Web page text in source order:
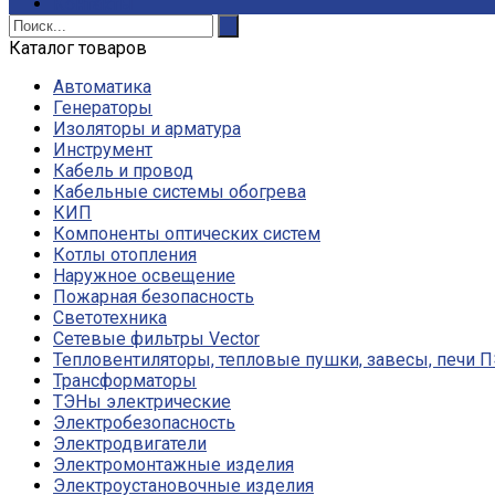
Каталог товаров
Автоматика
Генераторы
Изоляторы и арматура
Инструмент
Кабель и провод
Кабельные системы обогрева
КИП
Компоненты оптических систем
Котлы отопления
Наружное освещение
Пожарная безопасность
Светотехника
Сетевые фильтры Vector
Тепловентиляторы, тепловые пушки, завесы, печи
Трансформаторы
ТЭНы электрические
Электробезопасность
Электродвигатели
Электромонтажные изделия
Электроустановочные изделия